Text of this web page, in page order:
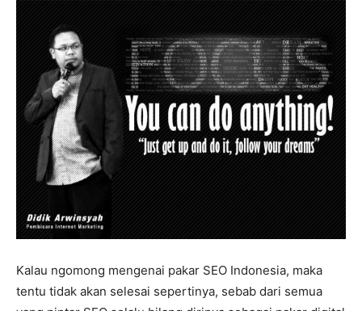
Kalau ngomong mengenai pakar SEO Indonesia, maka
tentu tidak akan selesai sepertinya, sebab dari semua